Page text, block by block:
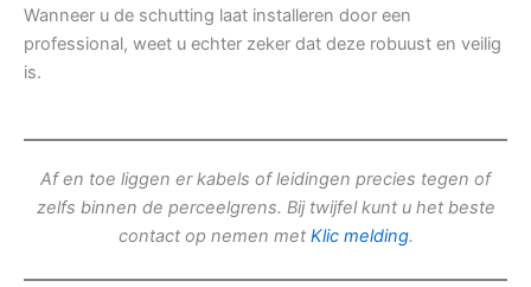
Wanneer u de schutting laat installeren door een
professional, weet u echter zeker dat deze robuust en veilig
is.
Af en toe liggen er kabels of leidingen precies tegen of
zelfs binnen de perceelgrens. Bij twijfel kunt u het beste
contact op nemen met Klic melding.